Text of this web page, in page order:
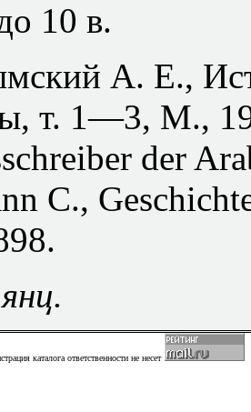
10 в.
А. Е.,
т. 1—3, М.,
der
C.,
каталога ответственности не несет